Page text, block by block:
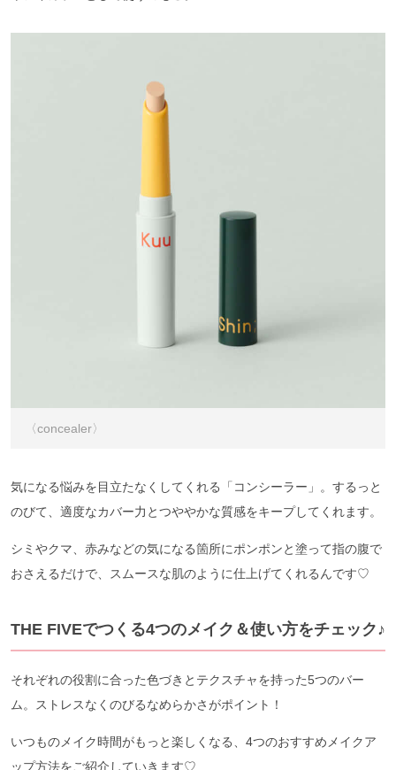
〈concealer〉
気になる悩みを目立たなくしてくれる「コンシーラー」。するっと
のびて、適度なカバー力とつややかな質感をキープしてくれます。
シミやクマ、赤みなどの気になる箇所にポンポンと塗って指の腹で
おさえるだけで、スムースな肌のように仕上げてくれるんです♡
THE FIVEでつくる4つのメイク＆使い方をチェック♪
それぞれの役割に合った色づきとテクスチャを持った5つのバー
ム。ストレスなくのびるなめらかさがポイント！
いつものメイク時間がもっと楽しくなる、4つのおすすめメイクア
ップ方法をご紹介していきます♡